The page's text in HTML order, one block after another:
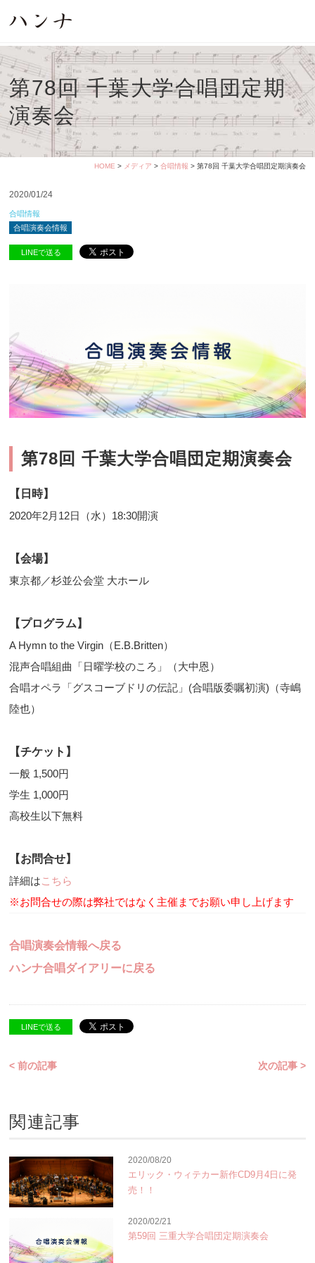
第78回 千葉大学合唱団定期
演奏会
HOME > メディア > 合唱情報 > 第78回 千葉大学合唱団定期演奏会
2020/01/24
合唱情報
合唱演奏会情報
LINEで送る
第78回 千葉大学合唱団定期演奏会
【日時】
2020年2月12日（水）18:30開演
【会場】
東京都／杉並公会堂 大ホール
【プログラム】
A Hymn to the Virgin（E.B.Britten）
混声合唱組曲「日曜学校のころ」（大中恩）
合唱オペラ「グスコーブドリの伝記」(合唱版委嘱初演)（寺嶋
陸也）
【チケット】
一般 1,500円
学生 1,000円
高校生以下無料
【お問合せ】
詳細はこちら
※お問合せの際は弊社ではなく主催までお願い申し上げます
合唱演奏会情報へ戻る
ハンナ合唱ダイアリーに戻る
LINEで送る
< 前の記事 次の記事 >
関連記事
2020/08/20
エリック・ウィテカー新作CD9月4日に発
売！！
2020/02/21
第59回 三重大学合唱団定期演奏会